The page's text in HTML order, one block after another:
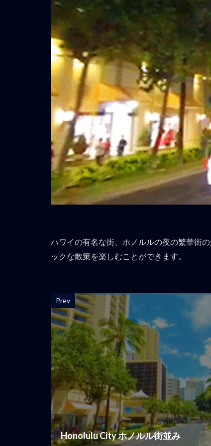
ハワイの有名な街、ホノルルの夜の繁華街
ックな散策を楽しむことができます。
Prev
Honolulu City ホノルル街並み